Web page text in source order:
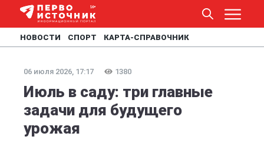
НОВОСТИ СПОРТ КАРТА-СПРАВОЧНИК
06 июля 2026, 17:17 1380
Июль в саду: три главные
задачи для будущего
урожая